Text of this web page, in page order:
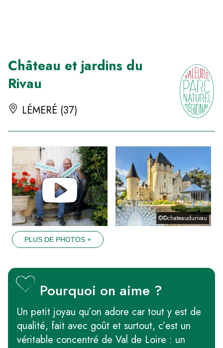
Château et jardins du
Rivau
LÉMERÉ (37)
©©chateaudurivau
PLUS DE PHOTOS +
Pourquoi on aime ?
Un petit joyau qu’on adore car tout y est de
qualité, fait avec goût et surtout, c’est un
véritable concentré de Val de Loire : un